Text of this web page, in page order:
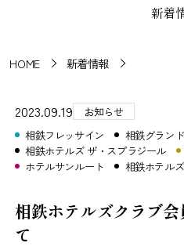
新着
HOME 新着情報
2023.09.19
お知らせ
相鉄フレッサイン
相鉄グラン
相鉄ホテルズ ザ・スプラジール
ホテルサンルート
相鉄ホテル
相鉄ホテルズクラブ
て